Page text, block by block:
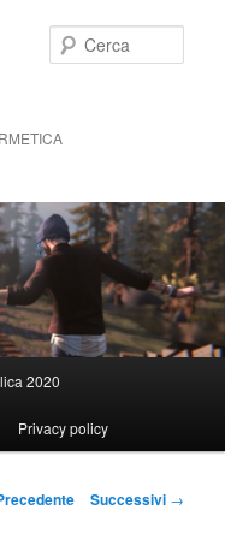
2020
Privacy policy
Successivi →